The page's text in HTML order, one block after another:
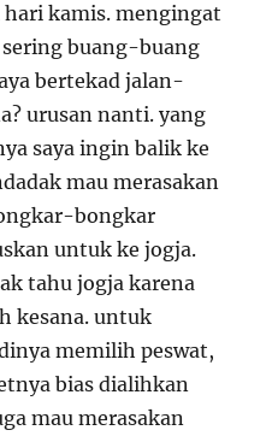
kamis. mengingat
sering buang-buang
bertekad jalan-
urusan nanti. yang
saya ingin balik ke
mau merasakan
bongkar
untuk ke jogja.
tahu jogja karena
kesana. untuk
memilih peswat,
bias dialihkan
mau merasakan